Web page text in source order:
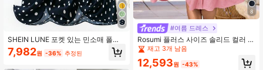
SHEIN LUNE 포켓 있는 민소매 폴카
도트 플러스 사이즈 드레스, 여름용
7,982원 -36% 추정된
8
#여름 드레스
Rosumi 플러스 사이즈 솔리드 컬러 미
니멀리스트 캐주얼 반팔 드레스
재고 3개 남음
12,593원 -43%